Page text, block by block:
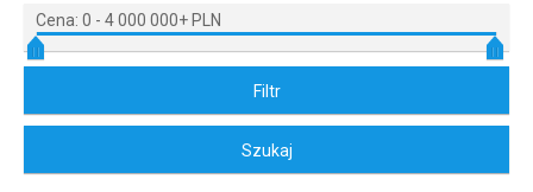
Cena: 0 - 4 000 000+ PLN